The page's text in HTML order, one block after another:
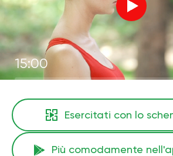
15:00
Esercitati con lo
Più comodamente